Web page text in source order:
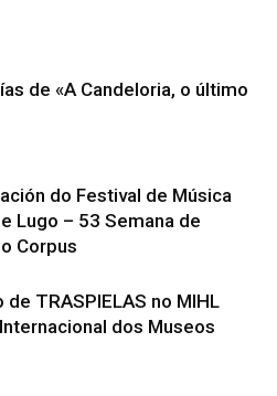
de «A Candeloria, o último
do Festival de Música
Lugo – 53 Semana de
Corpus
de TRASPIELAS no MIHL
dos Museos